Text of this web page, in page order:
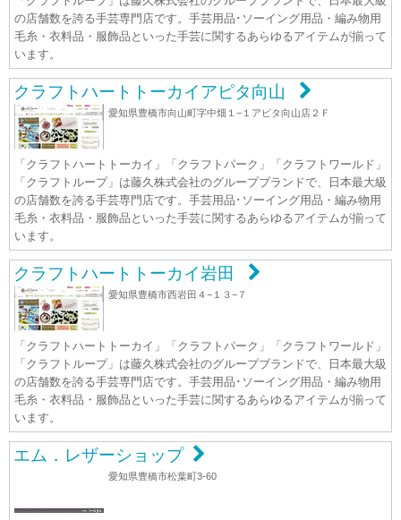
の店舗数を誇る手芸専門店です。手芸用品･ソーイング用品・編み物用
毛糸・衣料品・服飾品といった手芸に関するあらゆるアイテムが揃って
います。
クラフトハートトーカイアピタ向山
愛知県豊橋市向山町字中畑１−１アピタ向山店２Ｆ
「クラフトハートトーカイ」「クラフトパーク」「クラフトワールド」
「クラフトループ」は藤久株式会社のグループブランドで、日本最大級
の店舗数を誇る手芸専門店です。手芸用品･ソーイング用品・編み物用
毛糸・衣料品・服飾品といった手芸に関するあらゆるアイテムが揃って
います。
クラフトハートトーカイ岩田
愛知県豊橋市西岩田４−１３−７
「クラフトハートトーカイ」「クラフトパーク」「クラフトワールド」
「クラフトループ」は藤久株式会社のグループブランドで、日本最大級
の店舗数を誇る手芸専門店です。手芸用品･ソーイング用品・編み物用
毛糸・衣料品・服飾品といった手芸に関するあらゆるアイテムが揃って
います。
エム．レザーショップ
愛知県豊橋市松葉町3-60